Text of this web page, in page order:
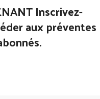
Inscrivez-
aux préventes